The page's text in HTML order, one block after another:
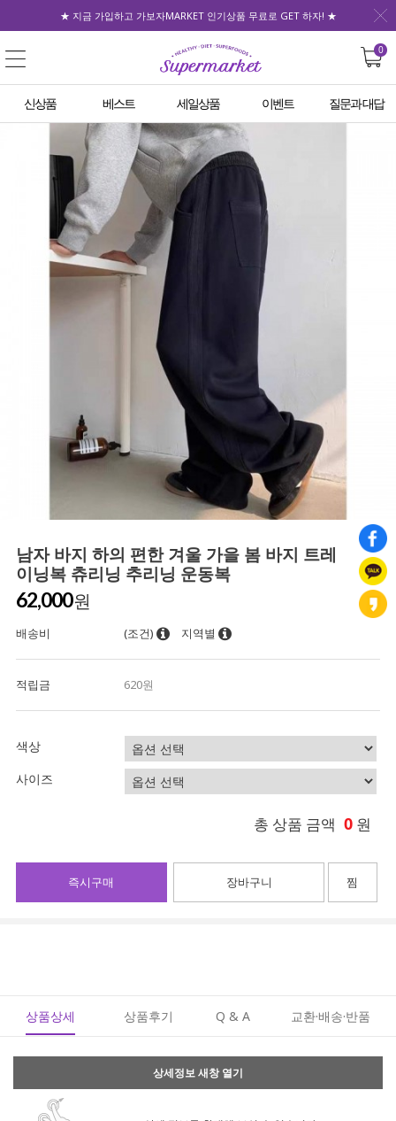
★ 지금 가입하고 가보자MARKET 인기상품 무료로 GET 하자! ★
0
신상품 베스트 세일상품 이벤트 질문과 대답
남자 바지 하의 편한 겨울 가을 봄 바지 트레
이닝복 츄리닝 추리닝 운동복
62,000원
배송비 (조건) 지역별
적립금 620원
색상
사이즈
총 상품 금액 0 원
즉시구매 장바구니 찜
상품상세 상품후기 Q & A 교환·배송·반품
상세정보 새창 열기